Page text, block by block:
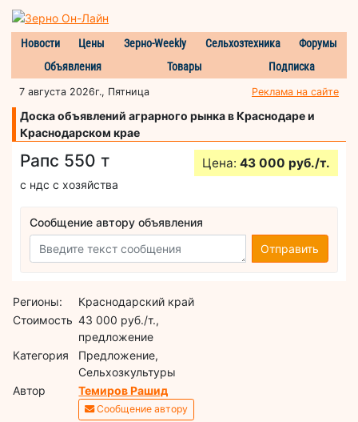
Новости Цены Зерно-Weekly Сельхозтехника
Форумы
Объявления
Товары Подписка
7 августа 2026г., Пятница Реклама на сайте
Доска объявлений аграрного рынка в Краснодаре и
Краснодарском крае
Рапс 550 т Цена: 43 000 руб./т.
с ндс с хозяйства
Сообщение автору объявления
Отправить
Регионы:
Краснодарский край
Стоимость 43 000 руб./т.,
предложение
Категория
Предложение,
Сельхозкультуры
Автор
Темиров Рашид
Сообщение автору